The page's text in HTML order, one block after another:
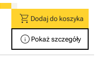
shopping_cart Dodaj do koszyka
info Pokaż szczegóły